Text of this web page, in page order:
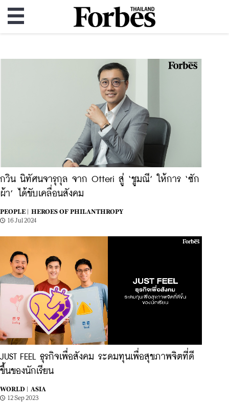
กวิน นิทัศนจารุกุล จาก Otteri สู่ ‘ชูมณี’ ให้การ ‘ซัก
ผ้า’ ได้ขับเคลื่อนสังคม
PEOPLE |
HEROES OF PHILANTHROPY
16 Jul 2024
JUST FEEL ธุรกิจเพื่อสังคม ระดมทุนเพื่อสุขภาพจิตที่ดี
ขึ้นของนักเรียน
WORLD |
ASIA
12 Sep 2023